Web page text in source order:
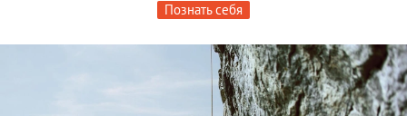
Познать себя